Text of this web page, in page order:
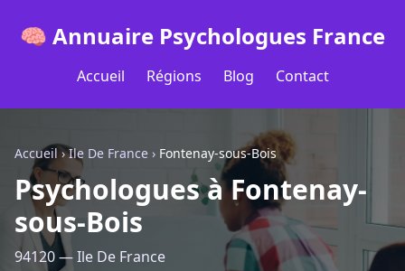
🧠 Annuaire Psychologues France
Accueil Régions Blog Contact
Accueil ›Ile De France › Fontenay-sous-Bois
Psychologues à Fontenay-
sous-Bois
94120 — Ile De France